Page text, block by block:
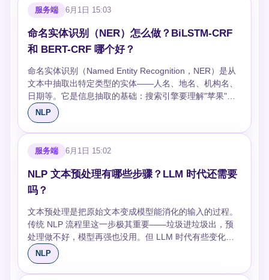
（LayerNorm）稳定训练，防止每层的输出分布漂移。 注
Sublayer 再 LN），后来发现 Pre-LN（先 LN 再
Sublayer）训练更稳定，GPT 和大多数现代模型都用
机器翻译，包含编码器和解码器： - **编码器**：双向自注
意力 + 前馈网络，理解源语言 - **解码器**：单向自注意
力（遮住未来信息）+ 交叉注意力（看编码器输出）+ 前
馈网络，生成目标语言 但后来的发展证明不需要两者都
用：BERT 只用编码器（理解任务），GPT 只用解码器
（生成任务），T5 保留了完整的编码器-解码器。2024 年
的趋势是纯解码器架构一统天下——解码器通过指令微调
意力的补充 每层还有一个两层的前馈网络：FFN(x) =
W2·ReLU(W1·x)。FFN 的隐藏维度通常是模型维度的 4
负责词和词之间的关系，FFN 负责每个位置内部的非线性
变换。可以理解为：注意力做信息路由（把相关信息拉过
来），FFN 做信息加工（把拉过来的信息消化掉）。研究
表明 FFN 层存储了大部分的"知识"（事实记忆），而注意
力层更多在做"逻辑"（关系推理）。
断更准确。 GPT 强在**生成**：对话、翻译、代码生成、
创意写作。这些任务需要一步步产出新内容，单向注意力
的自回归方式和生成任务天然契合。而且 GPT 的生成能
力随规模非线性增长——GPT-2 只能写连贯的短文，
这种涌现能力是 BERT 架构做不到的。 一句话总结：
BERT 是最好的阅读理解者，GPT 是最好的写作高手。
## 2024-2025 的格局 BERT 系列在工业界仍然广泛使用
——分类、NER 这些任务用 BERT 微调又快又便宜，768
engineering 替代 BERT 微调，因为省掉了标注数据和训
Mistral、Qwen、DeepSeek）已经可以在本地跑，7B 参
数的模型在一台消费级 GPU 上就能推理。闭源模型
先，但差距在缩小。 一个值得注意的趋势：**编码器-解码
器架构（T5、BART）正在被纯解码器架构取代**。T5 最
初证明了解码器也能做理解任务，后来大家发现直接用
GPT 架构加指令微调就能同时搞定理解和生成，何必用两
个模块？
softmax(QK^T / √d_k) V` 为什么 Q·K^T 能代表相关性？
因为它们是学出来的向量——训练过程中，相关的 Q 和 K
会被调整到点积更大的方向，不相关的被调到点积更小的
方向。点积只是度量相似性的工具，真正的知识在 Q 和 K
的参数里。 ## 自注意力 vs 交叉注意力 **自注意力**：
Q、K、V 都来自同一个序列。模型在处理一个句子时，让
每个词和句子中所有其他词交互。这是 Transformer 编码
器的核心——BERT 全靠自注意力理解上下文。 **交叉注
意力**：Q 来自一个序列，K 和 V 来自另一个序列。典型
生成每个目标词时，"回头看"源句子的哪个部分最相关。
## 多头注意力：为什么不只用一个注意力 一个注意力头
只能学一种关联模式。但语言中有多层关系：语法关系
（主语-谓语）、语义关系（同义词）、位置关系（相邻
计算 Q/K/V，最后拼接起来。 Transformer 原论文用了 8
个头，GPT-3 用了 96 个头。头数不是越多越好，太小不
够表达，太大参数浪费，通常和模型维度一起调。 ## 注
意力为什么替代了 RNN RNN 的致命问题是顺序依赖：处
类别（退款、物流、产品问题等），指标是 F1 值和人工
用最先进的模型，先把任务定义清楚。 ## 数据工程 数据
是 NLP 系统的地基，也是最容易出问题的地方。 **数据
收集**：业务日志、用户生成内容、公开数据集。优先用
业务数据——它最贴近真实场景。公开数据集可以做冷启
动，但分布往往和线上不一致，上线后效果会打折。 **数
据标注**：标注质量直接决定模型上限。找领域专家标
注，别找众包工人——一个律师标的法律文本和一个大学
生标的，质量天差地别。标注指南要写清楚边界案例（"苹
果"在什么语境下是公司，什么语境下是水果），标注一致
数据版本管理**：每次训练用的数据集要能追溯。DVC 或
简单的 git + 文件哈希都行。线上出了问题，你得知道当
时模型是用哪批数据训的。 ## 模型开发 **选模型**：
2025 年的默认选择是 BERT 系列做理解任务，GPT 系列
做生成任务。小数据量（<1万条）用预训练模型微调，极
少数据（<100条）考虑 few-shot prompt 或 LLM API。别
从零训模型——预训练成本百万美元起步，除非你是大
厂。 **训练技巧**：学习率用 2e-5 起，batch size 小就梯
度累积。早停比固定 epoch 好。保存最优 checkpoint 而
服务端 6月1日 15:03
命名实体识别（NER）怎么做？BiLSTM-CRF
和 BERT-CRF 哪个好？
命名实体识别（Named Entity Recognition，NER）是从
文本中抽取出特定类型的实体——人名、地名、机构名、
日期等。它是信息抽取的基础：搜索引擎要理解"苹果"是
公司还是水果，问答系统要找到答案里的人名和地点，都
靠 NER。 ## NER 怎么定义"实体" 最常用的标注体系是
BIO：B-X 表示实体 X 的开头，I-X 表示实体 X 的内部，O
表示非实体。比如"北京大学位于海淀区"标注为"B-ORG I-
BIOES 体系多了 E（结束）和 S（单字实体），理论上更
精确但实际差距不大。 常见实体类型：PER（人名）、
LOC（地名）、ORG（机构）、DATE（日期）、
MISC（其他）。具体定义取决于业务场景——医疗 NER
需要识别疾病名和药品名，金融 NER 需要识别公司名和
指标。 ## NER 方法演进 **规则和词典**：正则匹配+实体
词典，准确率极高但覆盖率低。电话号码、邮箱这类格式
固定的实体用正则就行。但新实体（新人名、新公司名）
永远识别不了——这就是规则方法的根本缺陷。
NLP
服务端 6月1日 15:02
NLP 文本预处理有哪些步骤？LLM 时代还需要
吗？
文本预处理是把原始文本变成模型能消化的输入的过程。
传统 NLP 流程里这一步极其重要——垃圾进垃圾出，预
处理做不好，模型再强也没用。但 LLM 时代有些变化，
后面会说。 ## 预处理的核心步骤 按顺序走： **1. 清洗噪
声**：去掉 HTML 标签、URL、特殊符号、多余空格。爬
虫抓的文本必做这步。用 BeautifulSoup 去 HTML 标签，
NLP